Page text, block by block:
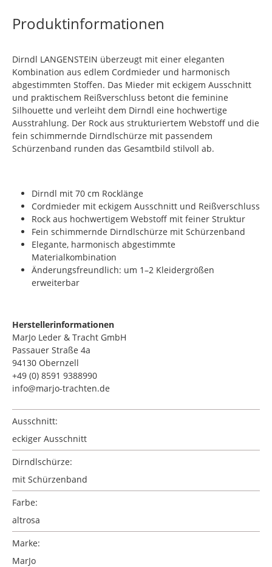
Produktinformationen
Dirndl LANGENSTEIN überzeugt mit einer eleganten
Kombination aus edlem Cordmieder und harmonisch
abgestimmten Stoffen. Das Mieder mit eckigem Ausschnitt
und praktischem Reißverschluss betont die feminine
Silhouette und verleiht dem Dirndl eine hochwertige
Ausstrahlung. Der Rock aus strukturiertem Webstoff und die
fein schimmernde Dirndlschürze mit passendem
Schürzenband runden das Gesamtbild stilvoll ab.
Dirndl mit 70 cm Rocklänge
Cordmieder mit eckigem Ausschnitt und Reißverschluss
Rock aus hochwertigem Webstoff mit feiner Struktur
Fein schimmernde Dirndlschürze mit Schürzenband
Elegante, harmonisch abgestimmte
Materialkombination
Änderungsfreundlich: um 1–2 Kleidergrößen
erweiterbar
Herstellerinformationen
MarJo Leder & Tracht GmbH
Passauer Straße 4a
94130 Obernzell
+49 (0) 8591 9388990
info@marjo-trachten.de
Ausschnitt:
eckiger Ausschnitt
Dirndlschürze:
mit Schürzenband
Farbe:
altrosa
Marke:
MarJo